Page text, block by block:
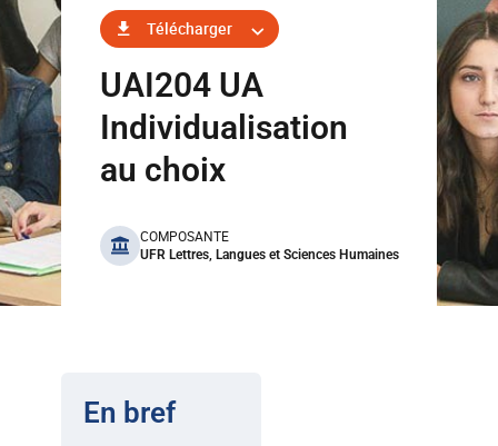
Télécharger
UAI204 UA
Individualisation
au choix
benefits
COMPOSANTE
UFR Lettres, Langues et Sciences Humaines
En bref